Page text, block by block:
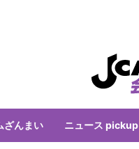
ざんまい ニュース pickup